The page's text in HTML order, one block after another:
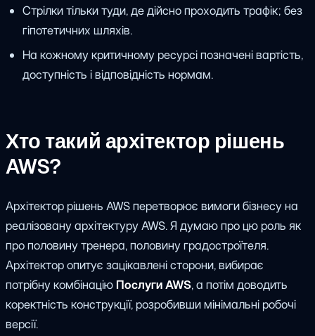
Стрілки тільки туди, де дійсно проходить трафік; без
гіпотетичних шляхів.
На кожному критичному ресурсі позначені вартість,
доступність і відповідність нормам.
Хто такий архітектор рішень
AWS?
Архітектор рішень AWS перетворює вимоги бізнесу на
реалізовану архітектуру AWS. Я думаю про цю роль як
про половину тренера, половину градостроїтеля.
Архітектор опитує зацікавлені сторони, вибирає
потрібну комбінацію Послуги AWS, а потім доводить
коректність конструкції, розробивши мінімальні робочі
версії.